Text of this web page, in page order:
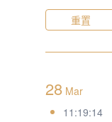
重置
28 Mar
11:19:14